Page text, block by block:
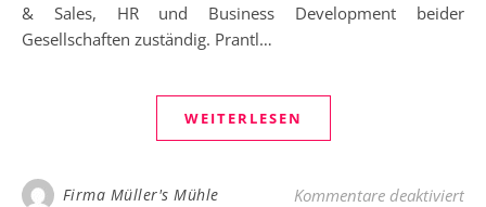
& Sales, HR und Business Development beider
Gesellschaften zuständig. Prantl…
WEITERLESEN
Firma Müller's Mühle Kommentare deaktiviertfür